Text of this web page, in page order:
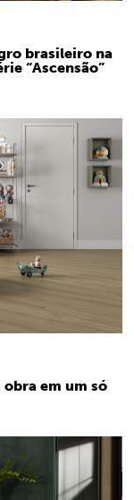
brasileiro na
“Ascensão”
em um só